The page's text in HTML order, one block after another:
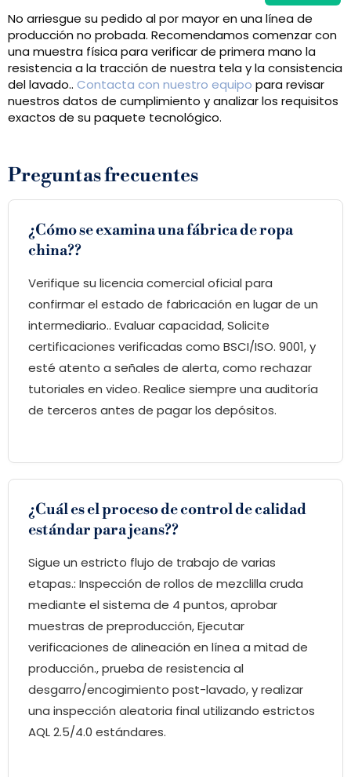
No arriesgue su pedido al por mayor en una línea de
producción no probada. Recomendamos comenzar con
una muestra física para verificar de primera mano la
resistencia a la tracción de nuestra tela y la consistencia
del lavado.. Contacta con nuestro equipo para revisar
nuestros datos de cumplimiento y analizar los requisitos
exactos de su paquete tecnológico.
Preguntas frecuentes
¿Cómo se examina una fábrica de ropa
china??
Verifique su licencia comercial oficial para
confirmar el estado de fabricación en lugar de un
intermediario.. Evaluar capacidad, Solicite
certificaciones verificadas como BSCI/ISO. 9001, y
esté atento a señales de alerta, como rechazar
tutoriales en video. Realice siempre una auditoría
de terceros antes de pagar los depósitos.
¿Cuál es el proceso de control de calidad
estándar para jeans??
Sigue un estricto flujo de trabajo de varias
etapas.: Inspección de rollos de mezclilla cruda
mediante el sistema de 4 puntos, aprobar
muestras de preproducción, Ejecutar
verificaciones de alineación en línea a mitad de
producción., prueba de resistencia al
desgarro/encogimiento post-lavado, y realizar
una inspección aleatoria final utilizando estrictos
AQL 2.5/4.0 estándares.